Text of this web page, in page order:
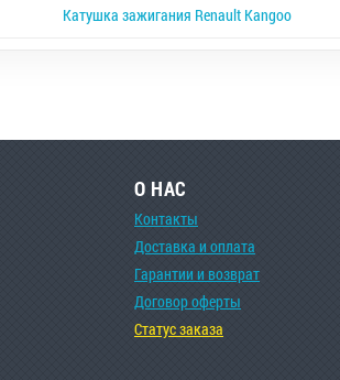
Катушка зажигания Renault Kangoo
О НАС
Контакты
Доставка и оплата
Гарантии и возврат
Договор оферты
Статус заказа